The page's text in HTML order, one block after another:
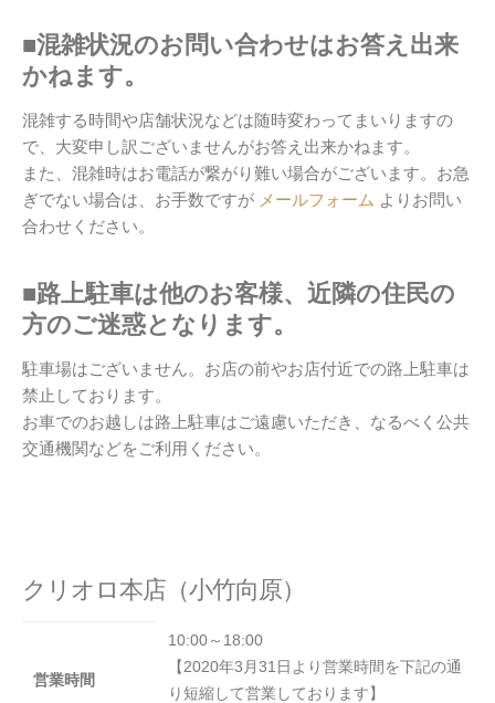
■混雑状況のお問い合わせはお答え出来
かねます。
混雑する時間や店舗状況などは随時変わってまいりますの
で、大変申し訳ございませんがお答え出来かねます。
また、混雑時はお電話が繋がり難い場合がございます。お急
ぎでない場合は、お手数ですが メールフォーム よりお問い
合わせください。
■路上駐車は他のお客様、近隣の住民の
方のご迷惑となります。
駐車場はございません。お店の前やお店付近での路上駐車は
禁止しております。
お車でのお越しは路上駐車はご遠慮いただき、なるべく公共
交通機関などをご利用ください。
クリオロ本店（小竹向原）
営業時間
10:00～18:00
【2020年3月31日より営業時間を下記の通
り短縮して営業しております】